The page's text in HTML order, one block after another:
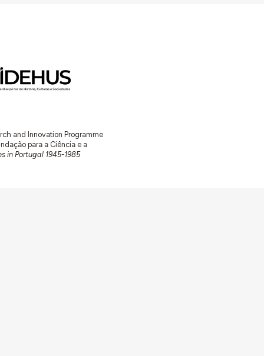
and Innovation Programme
para a Ciência e a
in Portugal 1945-1985